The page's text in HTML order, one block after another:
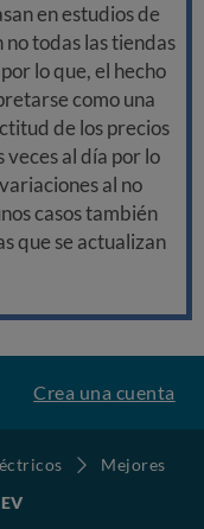
en estudios de
todas las tiendas
lo que, el hecho
como una
de los precios
veces al día por lo
al no
casos también
que se actualizan
Crea una cuenta
Mejores